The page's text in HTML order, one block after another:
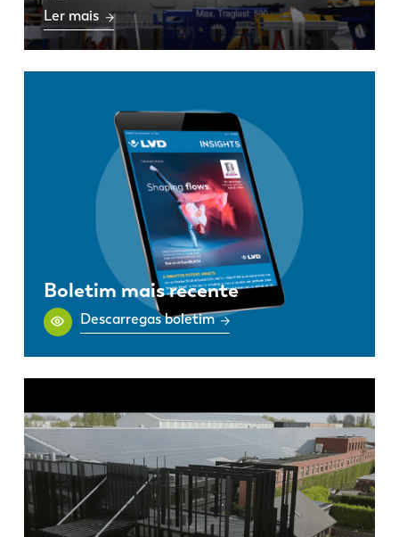
Ler mais
Boletim mais recente
Descarregas boletim